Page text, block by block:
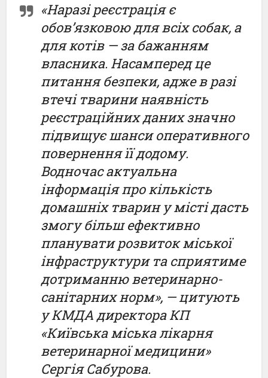
«Наразі реєстрація є
обов’язковою для всіх собак, а
для котів — за бажанням
власника. Насамперед це
питання безпеки, адже в разі
втечі тварини наявність
реєстраційних даних значно
підвищує шанси оперативного
повернення її додому.
Водночас актуальна
інформація про кількість
домашніх тварин у місті дасть
змогу більш ефективно
планувати розвиток міської
інфраструктури та сприятиме
дотриманню ветеринарно-
санітарних норм», — цитують
у КМДА директора КП
«Київська міська лікарня
ветеринарної медицини»
Сергія Сабурова.